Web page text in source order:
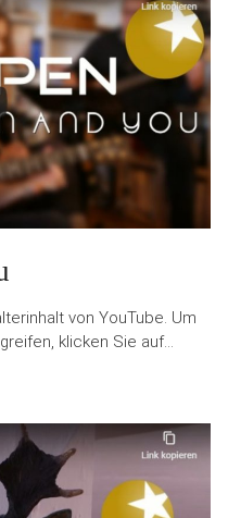
von YouTube. Um
klicken Sie auf…